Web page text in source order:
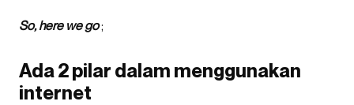
So, here we go;
Ada 2 pilar dalam menggunakan
internet